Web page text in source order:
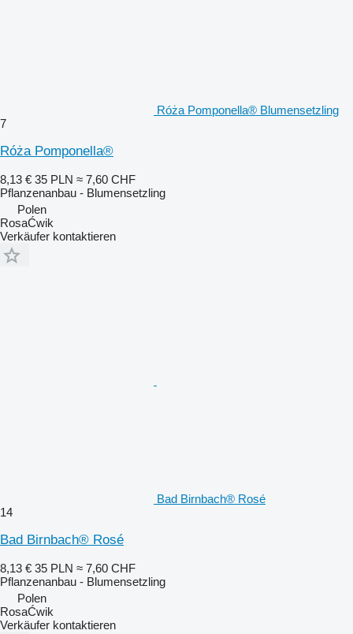
Róża Pomponella® Blumensetzling
7
Róża Pomponella®
8,13 € 35 PLN ≈ 7,60 CHF
Pflanzenanbau - Blumensetzling
Polen
RosaĆwik
Verkäufer kontaktieren
Bad Birnbach® Rosé
14
Bad Birnbach® Rosé
8,13 € 35 PLN ≈ 7,60 CHF
Pflanzenanbau - Blumensetzling
Polen
RosaĆwik
Verkäufer kontaktieren